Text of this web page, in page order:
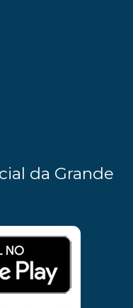
da Grande